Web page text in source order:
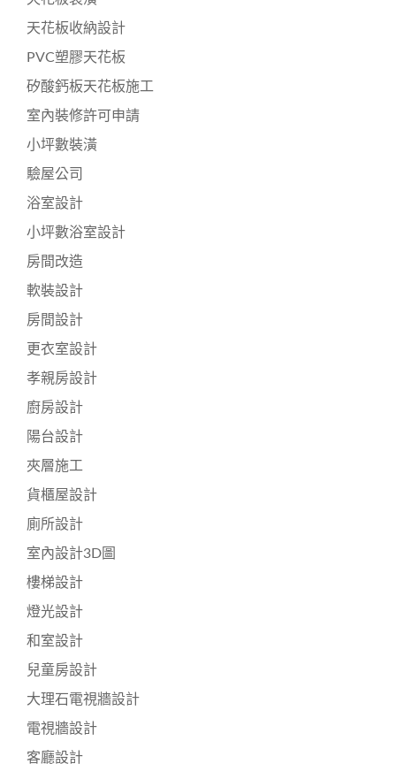
天花板收納設計
PVC塑膠天花板
矽酸鈣板天花板施工
室內裝修許可申請
小坪數裝潢
驗屋公司
浴室設計
小坪數浴室設計
房間改造
軟裝設計
房間設計
更衣室設計
孝親房設計
廚房設計
陽台設計
夾層施工
貨櫃屋設計
廁所設計
室內設計3D圖
樓梯設計
燈光設計
和室設計
兒童房設計
大理石電視牆設計
電視牆設計
客廳設計